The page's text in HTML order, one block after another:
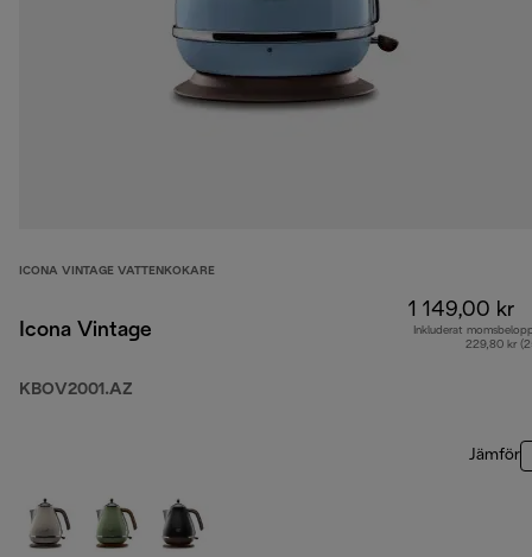
ICONA VINTAGE VATTENKOKARE
Icona Vintage
KBOV2001.AZ
1 149,00 kr
Inkluderat
229,80 kr
Jämför